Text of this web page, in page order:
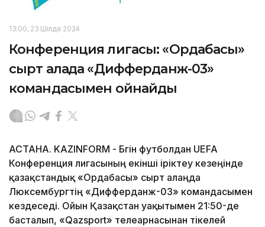
13:00, 23 Шілде 2024
Конференция лигасы: «Ордабасы»
сырт алаңда «Дифферданж-03»
командасымен ойнайды
АСТАНА. KAZINFORM - Бүгін футболдан UEFA
Конференция лигасының екінші іріктеу кезеңінде
қазақстандық «Ордабасы» сырт алаңда
Люксембургтің «Дифферданж-03» командасымен
кездеседі. Ойын Қазақстан уақытымен 21:50-де
басталып, «Qazsport» телеарнасынан тікелей